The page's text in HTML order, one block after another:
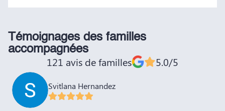
Témoignages des familles
accompagnées
121 avis de familles 5.0/5
Svitlana Hernandez